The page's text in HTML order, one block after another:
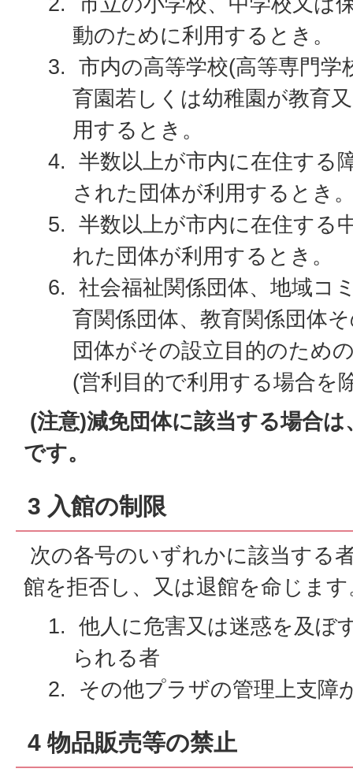
動のために利用するとき。
市内の高等学校(高等専門学
育園若しくは幼稚園が教育
用するとき。
半数以上が市内に在住する
された団体が利用するとき
半数以上が市内に在住する
れた団体が利用するとき。
社会福祉関係団体、地域コ
育関係団体、教育関係団体
団体がその設立目的のため
(営利目的で利用する場合を
(注意)減免団体に該当する場合
です。
3 入館の制限
次の各号のいずれかに該当する
館を拒否し、又は退館を命じます
他人に危害又は迷惑を及ぼ
られる者
その他プラザの管理上支障
4 物品販売等の禁止